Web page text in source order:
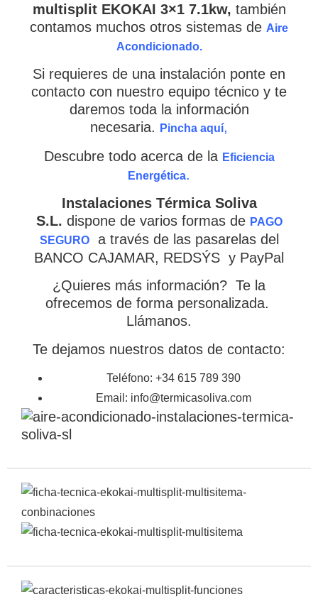
multisplit EKOKAI 3×1 7.1kw, también
contamos muchos otros sistemas de Aire
Acondicionado.
Si requieres de una instalación ponte en
contacto con nuestro equipo técnico y te
daremos toda la información
necesaria.
Pincha aquí,
Descubre todo acerca de la Eficiencia
Energética.
Instalaciones Térmica Soliva
S.L. dispone de varios formas de PAGO
SEGUROa través de las pasarelas del
BANCO CAJAMAR, REDSÝS y PayPal
¿Quieres más información? Te la
ofrecemos de forma personalizada.
Llámanos.
Te dejamos nuestros datos de contacto:
Teléfono: +34 615 789 390
Email: info@termicasoliva.com